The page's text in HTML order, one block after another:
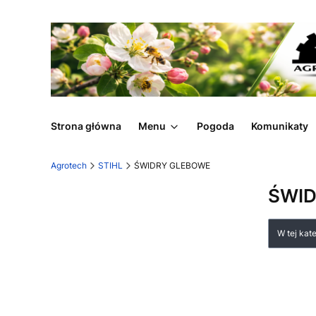
Strona główna Menu Pogoda Komunikaty
Agrotech STIHL ŚWIDRY GLEBOWE
W tej